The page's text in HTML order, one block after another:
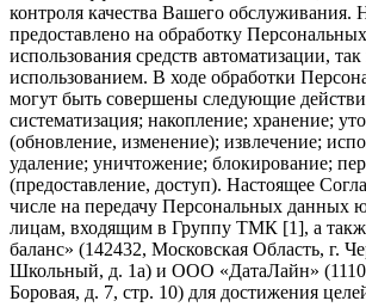
контроля качества Вашего обслуживания.
предоставлено на обработку
использования средств автоматизации,
использованием. В ходе обработки
могут быть совершены следующие
систематизация; накопление; хранение;
(обновление, изменение); извлечение;
удаление; уничтожение; блокирование;
(предоставление, доступ). Настоящее
числе на передачу Персональных данных
лицам, входящим в Группу ТМК [1], а
баланс» (142432, Московская Область, г.
Школьный, д. 1а) и ООО «ДатаЛайн»
Боровая, д. 7, стр. 10) для достижения